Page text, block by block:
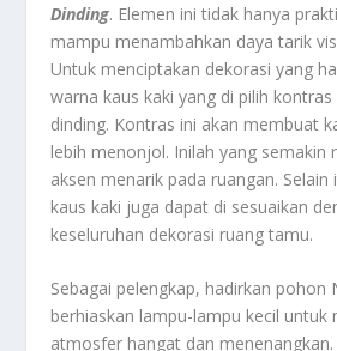
Dinding. Elemen ini tidak hanya
mampu menambahkan daya tarik
Untuk menciptakan dekorasi yang
warna kaus kaki yang di pilih
dinding. Kontras ini akan membuat
lebih menonjol. Inilah yang semakin
aksen menarik pada ruangan.
kaus kaki juga dapat di sesuaikan
keseluruhan dekorasi ruang tamu.
Sebagai pelengkap, hadirkan pohon
berhiaskan lampu-lampu kecil untuk
atmosfer hangat dan